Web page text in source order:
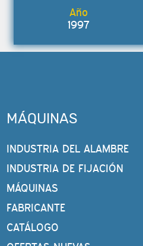
1997
MÁQUINAS
INDUSTRIA DEL ALAMBRE
INDUSTRIA DE FIJACIÓN
MÁQUINAS
FABRICANTE
CATÁLOGO